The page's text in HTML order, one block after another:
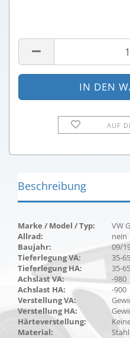
AUF
Beschreibung
Marke / Model / Typ:
VW
Allrad:
nein
Baujahr:
09/
Tieferlegung VA:
35-65
Tieferlegung HA:
35-65
Achslast VA:
-980
Achslast HA:
-900
Verstellung VA:
Verstellung HA:
Härteverstellung:
Material: